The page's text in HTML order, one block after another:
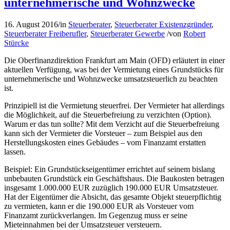
unternehmerische und Wohnzwecke
16. August 2016/in Steuerberater, Steuerberater Existenzgründer,
Steuerberater Freiberufler, Steuerberater Gewerbe /von Robert
Stürcke
Die Oberfinanzdirektion Frankfurt am Main (OFD) erläutert in einer
aktuellen Verfügung, was bei der Vermietung eines Grundstücks für
unternehmerische und Wohnzwecke umsatzsteuerlich zu beachten
ist.
Prinzipiell ist die Vermietung steuerfrei. Der Vermieter hat allerdings
die Möglichkeit, auf die Steuerbefreiung zu verzichten (Option).
Warum er das tun sollte? Mit dem Verzicht auf die Steuerbefreiung
kann sich der Vermieter die Vorsteuer – zum Beispiel aus den
Herstellungskosten eines Gebäudes – vom Finanzamt erstatten
lassen.
Beispiel: Ein Grundstückseigentümer errichtet auf seinem bislang
unbebauten Grundstück ein Geschäftshaus. Die Baukosten betragen
insgesamt 1.000.000 EUR zuzüglich 190.000 EUR Umsatzsteuer.
Hat der Eigentümer die Absicht, das gesamte Objekt steuerpflichtig
zu vermieten, kann er die 190.000 EUR als Vorsteuer vom
Finanzamt zurückverlangen. Im Gegenzug muss er seine
Mieteinnahmen bei der Umsatzsteuer versteuern.